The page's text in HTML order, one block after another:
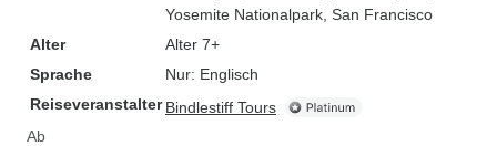
Yosemite Nationalpark , San Francisco
Alter
Alter 7+
Sprache
Nur: Englisch
Reiseveranstalter Bindlestiff Tours
Ab